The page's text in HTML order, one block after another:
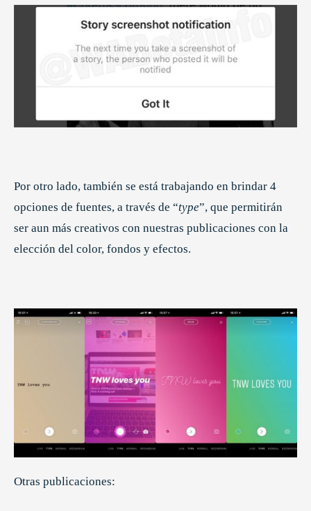
Por otro lado, también se está trabajando en brindar 4
opciones de fuentes, a través de “type”, que permitirán
ser aun más creativos con nuestras publicaciones con la
elección del color, fondos y efectos.
Otras publicaciones: